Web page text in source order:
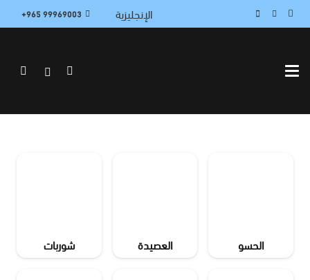
الإنجليزية 99969003 965+
الحسو العصيدة شوربات